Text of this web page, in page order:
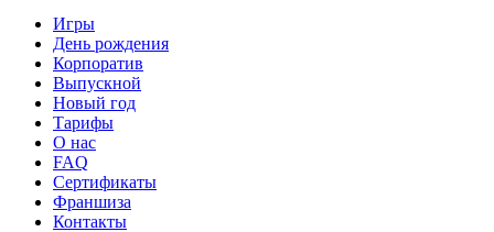
Игры
День рождения
Корпоратив
Выпускной
Новый год
Тарифы
О нас
FAQ
Сертификаты
Франшиза
Контакты